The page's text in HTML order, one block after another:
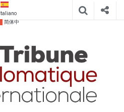
Italiano
简体中